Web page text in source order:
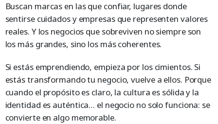
Buscan marcas en las que confiar, lugares donde
sentirse cuidados y empresas que representen valores
reales. Y los negocios que sobreviven no siempre son
los más grandes, sino los más coherentes.
Si estás emprendiendo, empieza por los cimientos. Si
estás transformando tu negocio, vuelve a ellos. Porque
cuando el propósito es claro, la cultura es sólida y la
identidad es auténtica… el negocio no solo funciona: se
convierte en algo memorable.